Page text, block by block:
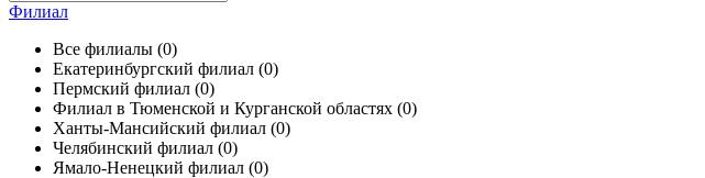
Филиал
Все филиалы (0)
Екатеринбургский филиал (0)
Пермский филиал (0)
Филиал в Тюменской и Курганской областях (0)
Ханты-Мансийский филиал (0)
Челябинский филиал (0)
Ямало-Ненецкий филиал (0)